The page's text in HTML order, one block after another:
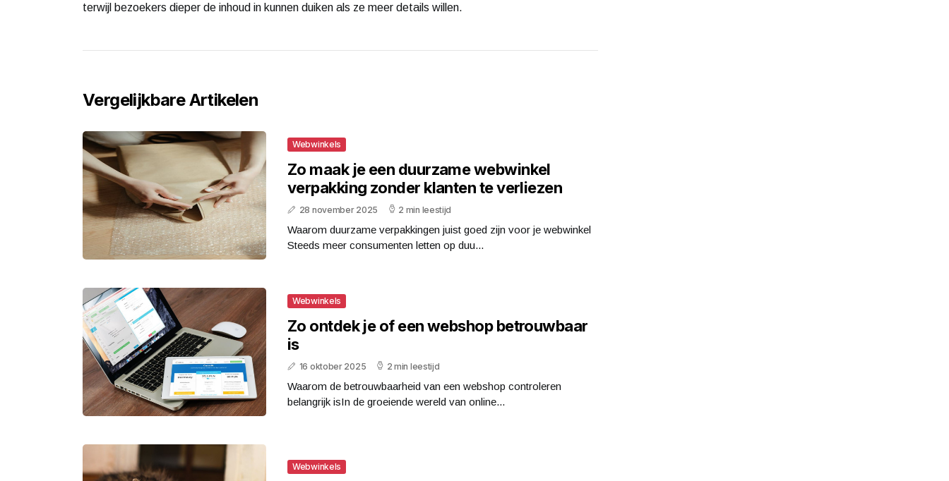
terwijl bezoekers dieper de inhoud in kunnen duiken als ze meer details willen.
Vergelijkbare Artikelen
Webwinkels
Zo maak je een duurzame webwinkel
verpakking zonder klanten te verliezen
28 november 2025 2 min leestijd
Waarom duurzame verpakkingen juist goed zijn voor je webwinkel
Steeds meer consumenten letten op duu...
Webwinkels
Zo ontdek je of een webshop betrouwbaar
is
16 oktober 2025 2 min leestijd
Waarom de betrouwbaarheid van een webshop controleren
belangrijk isIn de groeiende wereld van online...
Webwinkels